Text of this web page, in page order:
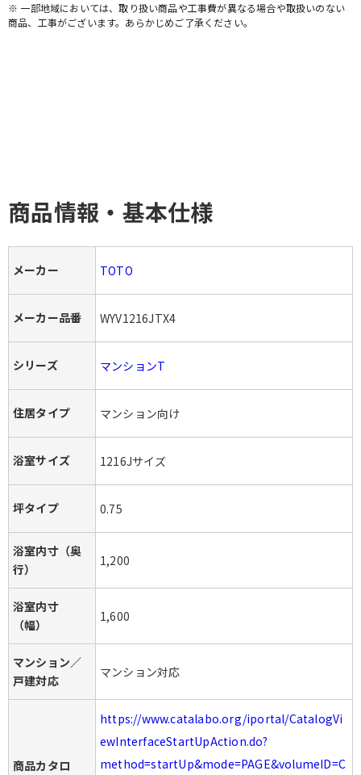
※ 一部地域においては、取り扱い商品や工事費が異なる場合や取扱いのない
商品、工事がございます。あらかじめご了承ください。
商品情報・基本仕様
メーカー TOTO
メーカー品番 WYV1216JTX4
シリーズ マンションT
住居タイプ マンション向け
浴室サイズ 1216Jサイズ
坪タイプ 0.75
浴室内寸（奥
行）
1,200
浴室内寸
（幅）
1,600
マンション／
戸建対応
マンション対応
商品カタロ
https://www.catalabo.org/iportal/CatalogVi
ewInterfaceStartUpAction.do?
method=startUp&mode=PAGE&volumeID=C